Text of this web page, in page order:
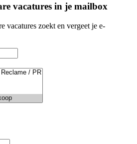
vacatures in je mailbox
vacatures zoekt en vergeet je e-